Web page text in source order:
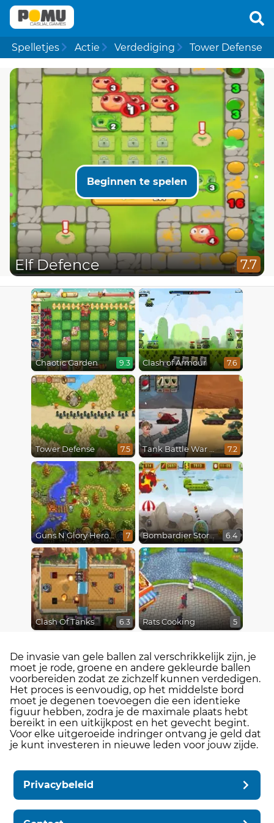
Spelletjes Actie Verdediging Tower Defense
Beginnen te spelen
Elf Defence 7.7
Chaotic Garden 9.3 Clash of Armour 7.6
Tower Defense 7.5 Tank Battle War Commander 7.2
Guns N Glory Heroes 7 Bombardier Storm 6.4
Clash Of Tanks 6.3 Rats Cooking 5
De invasie van gele ballen zal verschrikkelijk zijn, je
moet je rode, groene en andere gekleurde ballen
voorbereiden zodat ze zichzelf kunnen verdedigen.
Het proces is eenvoudig, op het middelste bord
moet je degenen toevoegen die een identieke
figuur hebben, zodra je de maximale plaats hebt
bereikt in een uitkijkpost en het gevecht begint.
Voor elke uitgeroeide indringer ontvang je geld dat
je kunt investeren in nieuwe leden voor jouw zijde.
Privacybeleid